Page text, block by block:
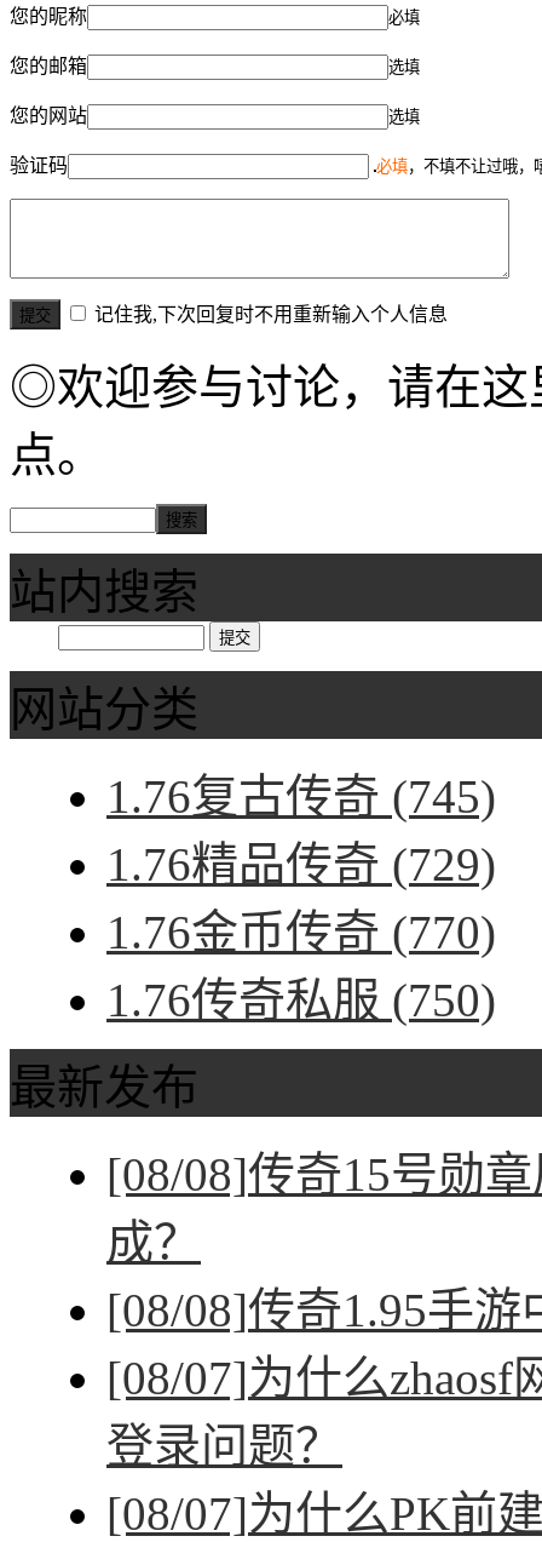
您的昵称 必填
您的邮箱 选填
您的网站 选填
验证码 必填，不填不让过哦，
记住我,下次回复时不用重新输入个人信息
◎欢迎参与讨论，请在这
点。
站内搜索
网站分类
1.76复古传奇 (745)
1.76精品传奇 (729)
1.76金币传奇 (770)
1.76传奇私服 (750)
最新发布
[08/08]传奇15号勋
成？
[08/08]传奇1.95手
[08/07]为什么
登录问题？
[08/07]为什么PK前